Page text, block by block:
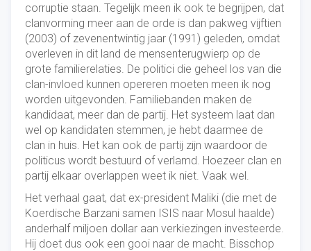
corruptie staan. Tegelijk meen ik ook te begrijpen, dat
clanvorming meer aan de orde is dan pakweg vijftien
(2003) of zevenentwintig jaar (1991) geleden, omdat
overleven in dit land de mensenterugwierp op de
grote familierelaties. De politici die geheel los van die
clan-invloed kunnen opereren moeten meen ik nog
worden uitgevonden. Familiebanden maken de
kandidaat, meer dan de partij. Het systeem laat dan
wel op kandidaten stemmen, je hebt daarmee de
clan in huis. Het kan ook de partij zijn waardoor de
politicus wordt bestuurd of verlamd. Hoezeer clan en
partij elkaar overlappen weet ik niet. Vaak wel.
Het verhaal gaat, dat ex-president Maliki (die met de
Koerdische Barzani samen ISIS naar Mosul haalde)
anderhalf miljoen dollar aan verkiezingen investeerde.
Hij doet dus ook een gooi naar de macht. Bisschop